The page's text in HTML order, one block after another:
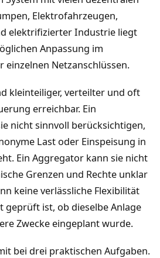
Elektrofahrzeugen,
elektrifizierter Industrie liegt
Anpassung im
einzelnen Netzanschlüssen.
kleinteiliger, verteilter und oft
erreichbar. Ein
nicht sinnvoll berücksichtigen,
Last oder Einspeisung in
Ein Aggregator kann sie nicht
Grenzen und Rechte unklar
keine verlässliche Flexibilität
geprüft ist, ob dieselbe Anlage
Zwecke eingeplant wurde.
bei drei praktischen Aufgaben.